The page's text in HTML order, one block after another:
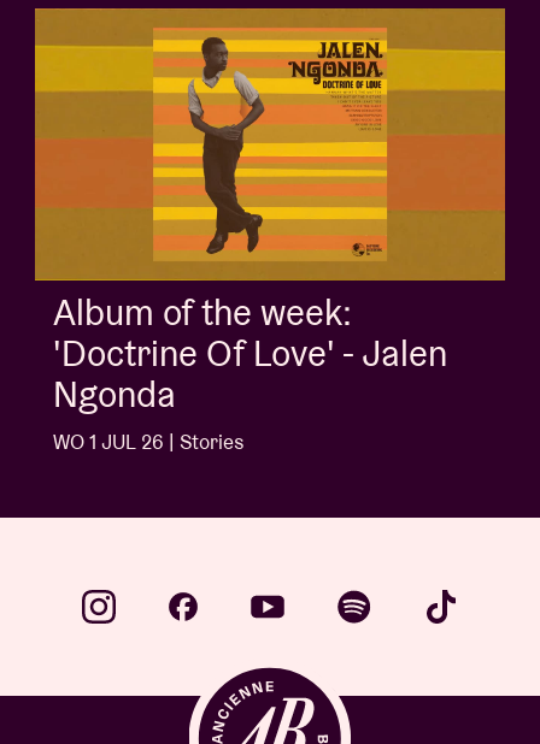
Album of the week:
'Doctrine Of Love' - Jalen
Ngonda
WO 1 JUL 26 | Stories